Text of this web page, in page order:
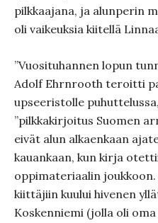
pilkkaajana, ja alunperin
oli vaikeuksia kiitellä
”Vuosituhannen lopun
Adolf Ehrnrooth teroitti
upseeristolle
”pilkkakirjoitus Suomen
eivät alun alkaenkaan
kauankaan, kun kirja
oppimateriaalin
kiittäjiin kuului hivenen
Koskenniemi (jolla oli